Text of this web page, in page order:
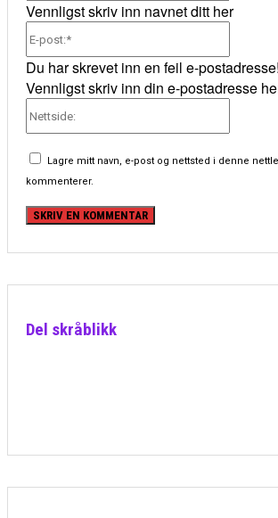
Vennligst skriv inn navnet ditt her
post:*
Du har skrevet inn en feil e-postadresse!
Vennligst skriv inn din e-postadresse
Lagre mitt navn, e-post og nettsted i denne
kommenterer.
Del skråblikk